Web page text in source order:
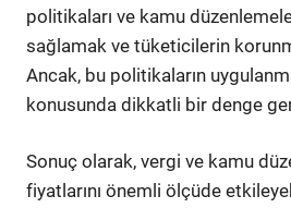
politikaları ve kamu
sağlamak ve tüketicilerin
Ancak, bu politikaların
konusunda dikkatli bir denge
Sonuç olarak, vergi ve kamu
fiyatlarını önemli ölçüde